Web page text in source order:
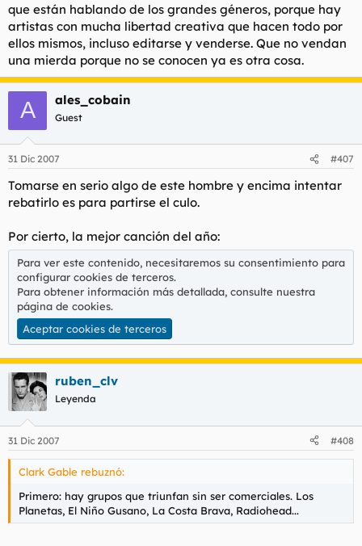
que están hablando de los grandes géneros, porque hay
artistas con mucha libertad creativa que hacen todo por
ellos mismos, incluso editarse y venderse. Que no vendan
una mierda porque no se conocen ya es otra cosa.
A ales_cobain
Guest
31 Dic 2007 #407
Tomarse en serio algo de este hombre y encima intentar
rebatirlo es para partirse el culo.
Por cierto, la mejor canción del año:
Para ver este contenido, necesitaremos su consentimiento para
configurar cookies de terceros.
Para obtener información más detallada, consulte nuestra
página de cookies.
Aceptar cookies de terceros
ruben_clv
Leyenda
31 Dic 2007 #408
Clark Gable rebuznó:
Primero: hay grupos que triunfan sin ser comerciales. Los
Planetas, El Niño Gusano, La Costa Brava, Radiohead...